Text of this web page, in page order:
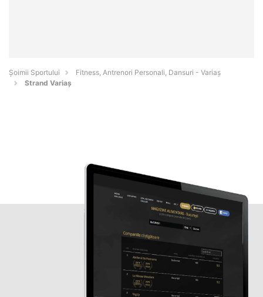
Șoimii Sportului
Fitness, Antrenori Personali, Dansuri - Variaş
Strand Variaș